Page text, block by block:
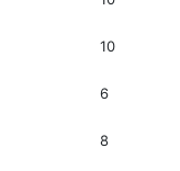
10
6
8